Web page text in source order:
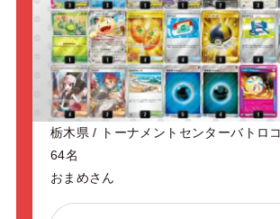
栃木県 / トーナメントセンターバトロ
64名
おまめさん